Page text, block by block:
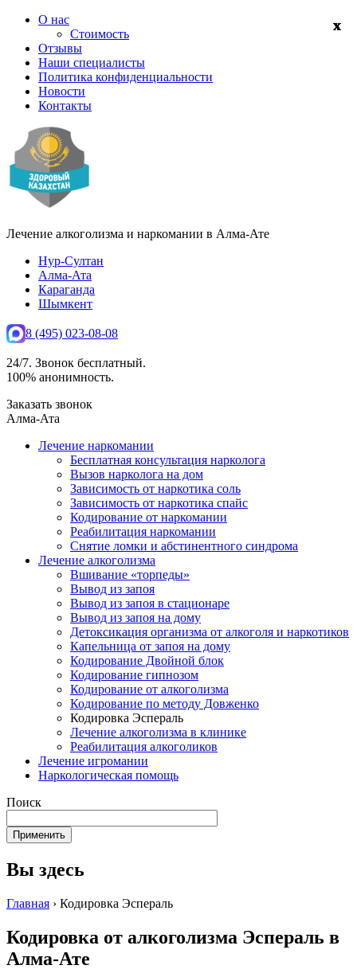
О нас
Стоимость
Отзывы
Наши специалисты
Политика конфиденциальности
Новости
Контакты
Лечение алкоголизма и наркомании в Алма-Ате
Нур-Султан
Алма-Ата
Караганда
Шымкент
8 (495) 023-08-08
24/7. Звонок бесплатный.
100% анонимность.
Заказать звонок
Алма-Ата
Лечение наркомании
Бесплатная консультация нарколога
Вызов нарколога на дом
Зависимость от наркотика соль
Зависимость от наркотика спайс
Кодирование от наркомании
Реабилитация наркомании
Снятие ломки и абстинентного синдрома
Лечение алкоголизма
Вшивание «торпеды»
Вывод из запоя
Вывод из запоя в стационаре
Вывод из запоя на дому
Детоксикация организма от алкоголя и наркотиков
Капельница от запоя на дому
Кодирование Двойной блок
Кодирование гипнозом
Кодирование от алкоголизма
Кодирование по методу Довженко
Кодировка Эспераль
Лечение алкоголизма в клинике
Реабилитация алкоголиков
Лечение игромании
Наркологическая помощь
Поиск
Вы здесь
Главная › Кодировка Эспераль
Кодировка от алкоголизма Эспераль в
Алма-Ате